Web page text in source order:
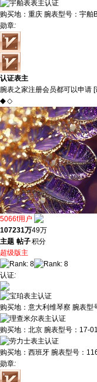
购买地： 重庆 腕表型号： 宇舶
勋章:
认证表主
腕表之家注册会员都可以申请 [
◆ ◇
5066f用户
1072
主题
31万
帖子
49万
积分
超级版主
认证:
购买地： 意大利维琴察 腕表型
购买地： 北京 腕表型号： 17-01
购买地： 西班牙 腕表型号：
勋章: